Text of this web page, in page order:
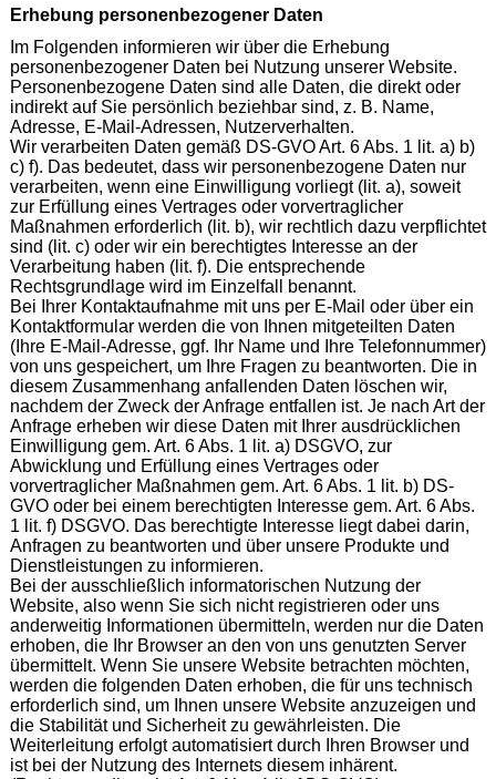
Erhebung personenbezogener Daten
Im Folgenden informieren wir über die Erhebung
personenbezogener Daten bei Nutzung unserer Website.
Personenbezogene Daten sind alle Daten, die direkt oder
indirekt auf Sie persönlich beziehbar sind, z. B. Name,
Adresse, E-Mail-Adressen, Nutzerverhalten.
Wir verarbeiten Daten gemäß DS-GVO Art. 6 Abs. 1 lit. a) b)
c) f). Das bedeutet, dass wir personenbezogene Daten nur
verarbeiten, wenn eine Einwilligung vorliegt (lit. a), soweit
zur Erfüllung eines Vertrages oder vorvertraglicher
Maßnahmen erforderlich (lit. b), wir rechtlich dazu verpflichtet
sind (lit. c) oder wir ein berechtigtes Interesse an der
Verarbeitung haben (lit. f). Die entsprechende
Rechtsgrundlage wird im Einzelfall benannt.
Bei Ihrer Kontaktaufnahme mit uns per E-Mail oder über ein
Kontaktformular werden die von Ihnen mitgeteilten Daten
(Ihre E-Mail-Adresse, ggf. Ihr Name und Ihre Telefonnummer)
von uns gespeichert, um Ihre Fragen zu beantworten. Die in
diesem Zusammenhang anfallenden Daten löschen wir,
nachdem der Zweck der Anfrage entfallen ist. Je nach Art der
Anfrage erheben wir diese Daten mit Ihrer ausdrücklichen
Einwilligung gem. Art. 6 Abs. 1 lit. a) DSGVO, zur
Abwicklung und Erfüllung eines Vertrages oder
vorvertraglicher Maßnahmen gem. Art. 6 Abs. 1 lit. b) DS-
GVO oder bei einem berechtigten Interesse gem. Art. 6 Abs.
1 lit. f) DSGVO. Das berechtigte Interesse liegt dabei darin,
Anfragen zu beantworten und über unsere Produkte und
Dienstleistungen zu informieren.
Bei der ausschließlich informatorischen Nutzung der
Website, also wenn Sie sich nicht registrieren oder uns
anderweitig Informationen übermitteln, werden nur die Daten
erhoben, die Ihr Browser an den von uns genutzten Server
übermittelt. Wenn Sie unsere Website betrachten möchten,
werden die folgenden Daten erhoben, die für uns technisch
erforderlich sind, um Ihnen unsere Website anzuzeigen und
die Stabilität und Sicherheit zu gewährleisten. Die
Weiterleitung erfolgt automatisiert durch Ihren Browser und
ist bei der Nutzung des Internets diesem inhärent.